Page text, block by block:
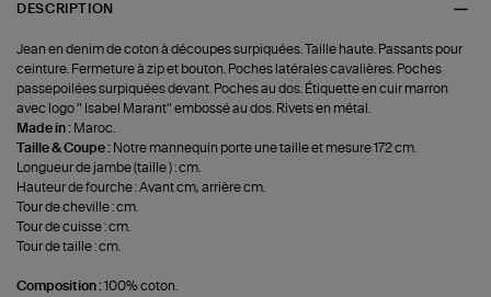
DESCRIPTION
Jean en denim de coton à découpes surpiquées. Taille haute. Passants pour
ceinture. Fermeture à zip et bouton. Poches latérales cavalières. Poches
passepoilées surpiquées devant. Poches au dos. Étiquette en cuir marron
avec logo " Isabel Marant" embossé au dos. Rivets en métal.
Made in : Maroc.
Taille & Coupe : Notre mannequin porte une taille et mesure 172 cm.
Longueur de jambe (taille ) : cm.
Hauteur de fourche : Avant cm, arrière cm.
Tour de cheville : cm.
Tour de cuisse : cm.
Tour de taille : cm.
Composition :100% coton.